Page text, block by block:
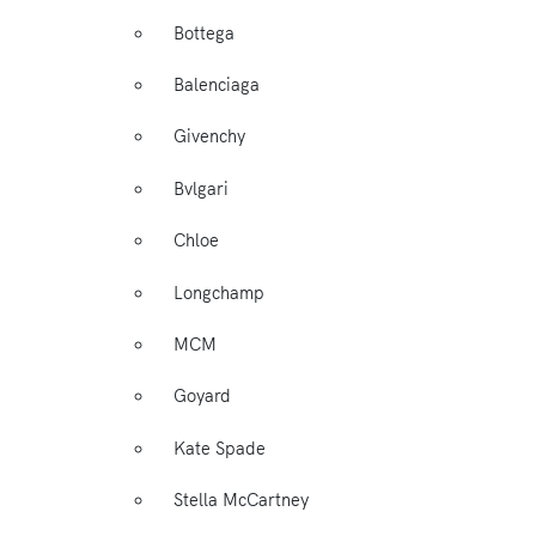
Bottega
Balenciaga
Givenchy
Bvlgari
Chloe
Longchamp
MCM
Goyard
Kate Spade
Stella McCartney